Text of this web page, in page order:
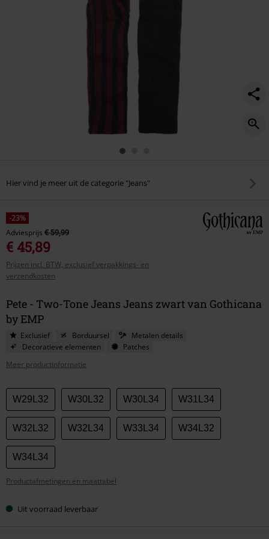
Hier vind je meer uit de categorie "Jeans"
-23%
Adviesprijs € 59,99
€ 45,89
Prijzen incl. BTW, exclusief verpakkings- en
verzendkosten
Pete - Two-Tone Jeans Jeans zwart van Gothicana
by EMP
Exclusief Borduursel
Metalen details
Decoratieve elementen
Patches
Meer productinformatie
Kies
je
maat
W29L32 W30L32 W30L34 W31L34
W32L32 W32L34 W33L34 W34L32
W34L34
Productafmetingen en maattabel
Uit voorraad leverbaar